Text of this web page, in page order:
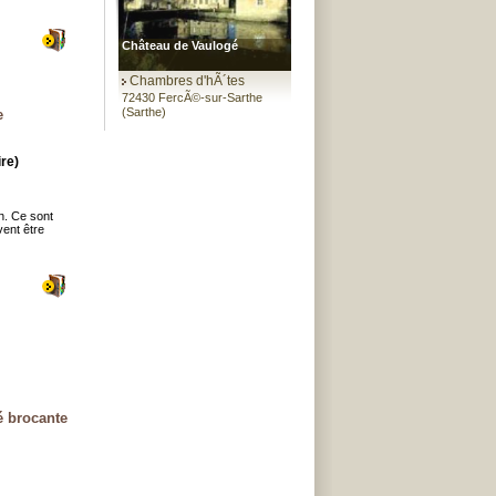
Ce sont
être
brocante
Château de Vaulogé
Chambres d'hÃ´tes
72430 FercÃ©-sur-Sarthe
(Sarthe)